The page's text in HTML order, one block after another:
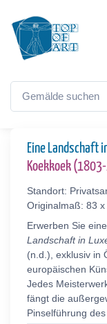
Eine Landschaft
Koekkoek
Standort:
Originalmaß: 83 x
Erwerben Sie
Landschaft in
(n.d.), exklusiv in
europäischen
Jedes
fängt die
Pinselführung des